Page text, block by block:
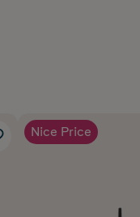
Nice Price